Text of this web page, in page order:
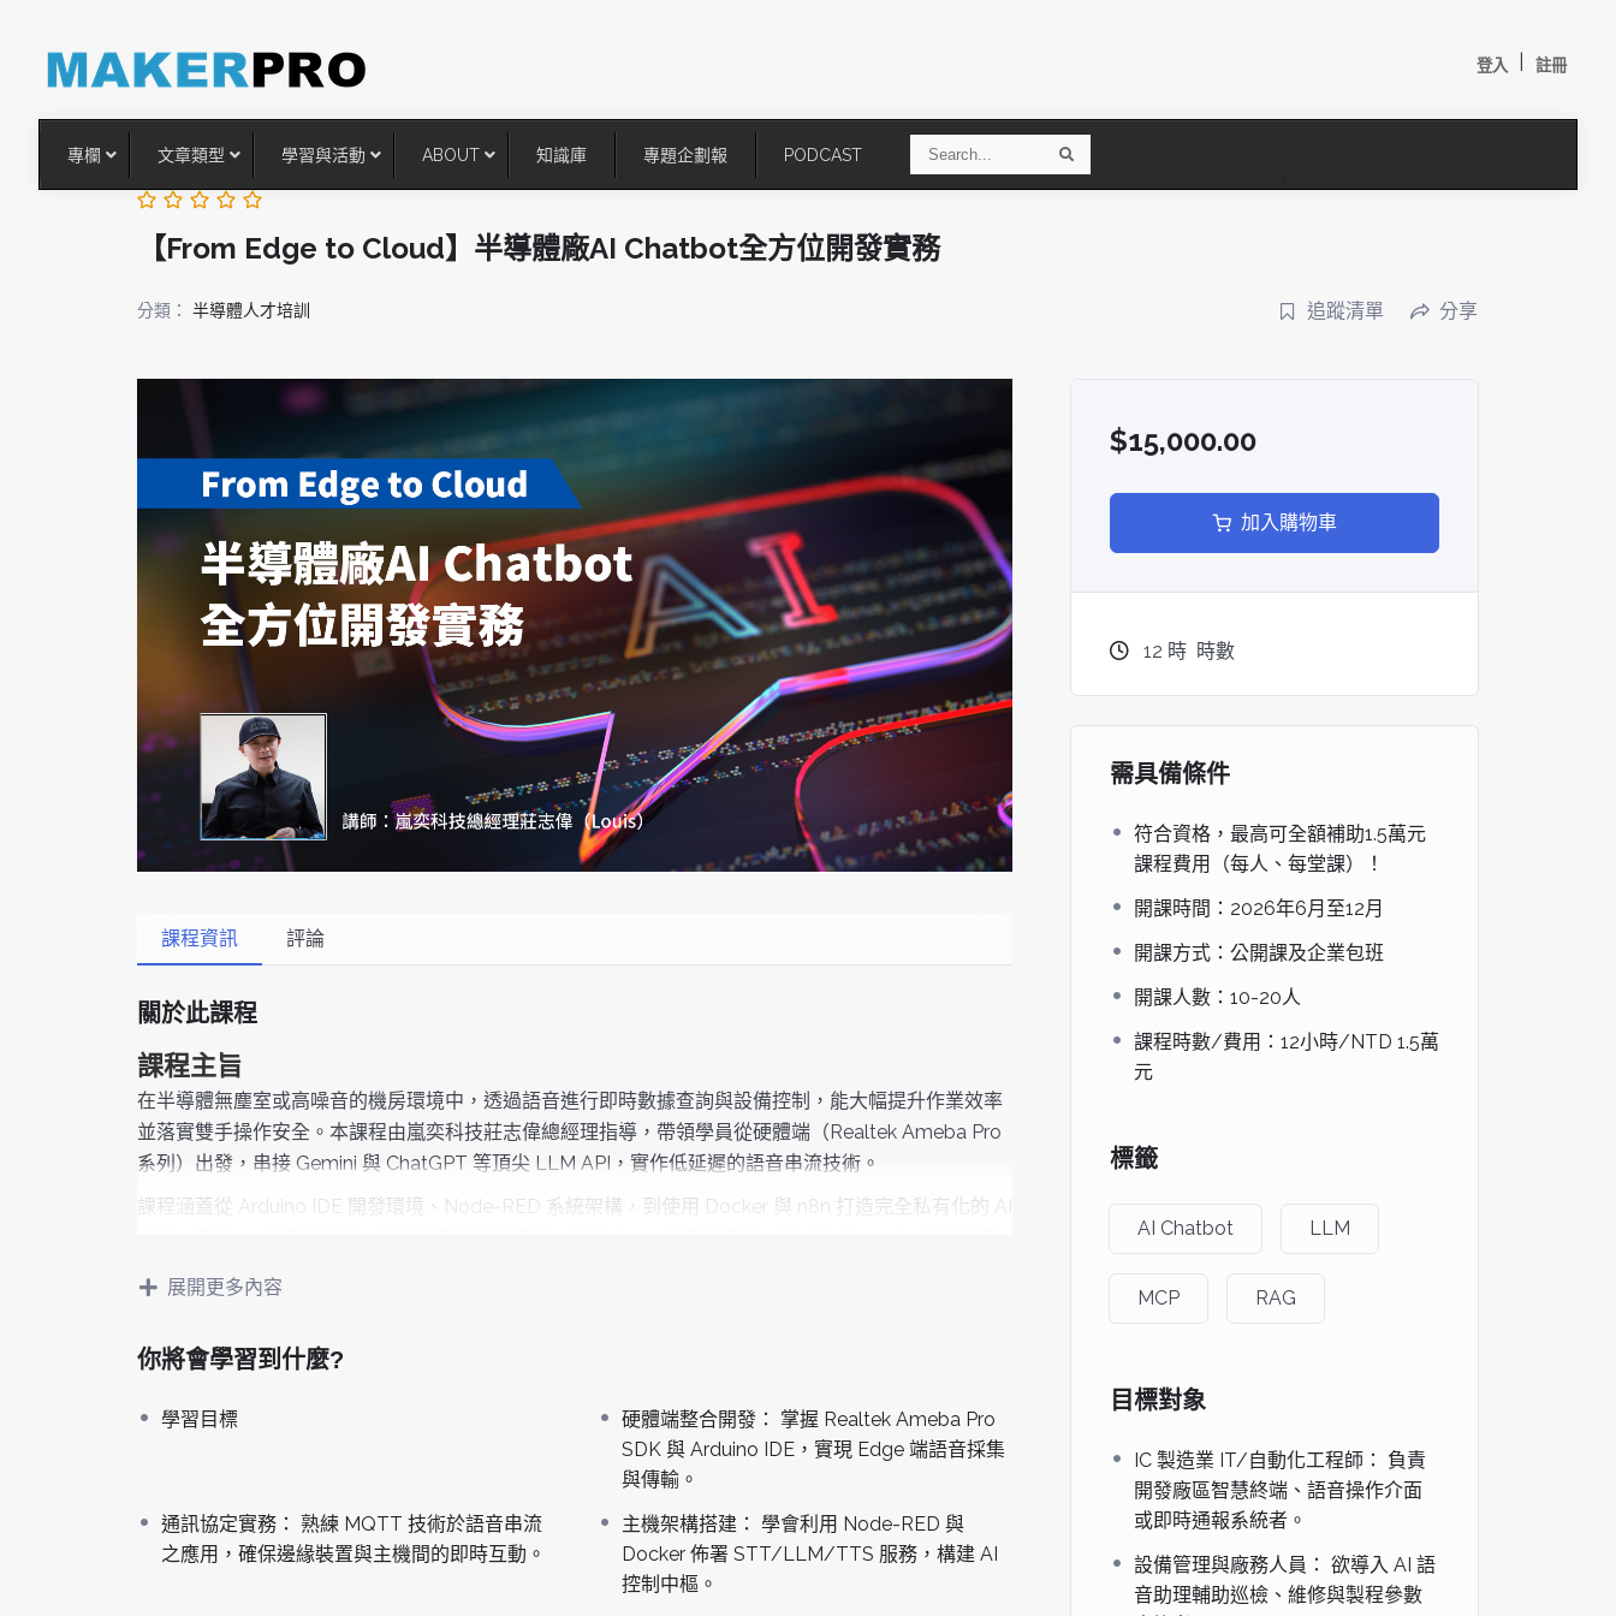
登入 註冊
專欄
英特爾技術驅動醫療外骨骼解決方案
【活動報導】Intel攜手生態系夥伴分享Edge AI機器
人應用部署實戰經驗
AI Agent時代來臨：看邊緣AI如何成為驅動智慧機
OpenVINO×ExecuTorch：解鎖英特爾架構AI PC模型
讓生成式AI應用在Intel架構系統本地端高效率運作
文章類型
台灣搶攻後矽時代半導體關鍵技
術
元收購Synaptics布局邊緣智慧平
TensorFlow vs. PyTorch：AI框架
之戰，誰是最佳選擇？
「公升級」Agentic AI方案比較：
Apple、NVIDIA、AMD
學習與活動 ABOUT 知識庫 專題企劃報 PODCAST
a
h
【From Edge to Cloud】半導體廠AI Chatbot全方位開發實務
分類： 半導體人才培訓 追蹤清單 分享
課程資訊 評論
關於此課程
課程主旨
在半導體無塵室或高噪音的機房環境中，透過語音進行即時數據查詢與設備控制，能大幅提升作業效率
並落實雙手操作安全。本課程由嵐奕科技莊志偉總經理指導，帶領學員從硬體端（Realtek Ameba Pro
系列）出發，串接 Gemini 與 ChatGPT 等頂尖 LLM API，實作低延遲的語音串流技術。
課程涵蓋從 Arduino IDE 開發環境、Node-RED 系統架構，到使用 Docker 與 n8n 打造完全私有化的 AI
硬體端整合開發： 掌握 Realtek Ameba Pro SDK 與 Arduino IDE，實現 Edge 端語音採集與傳輸。
通訊協定實務：熟練 MQTT 技術於語音串流之應用，確保邊緣裝置與主機間的即時互動。
主機架構搭建：
學會利用 Node-RED 與 Docker 佈署 STT/LLM/TTS 服務，構建 AI 控制中樞。
自動化工作流：
整合 n8n 工具與 API，實現具備邏輯判斷與私有化數據處理能力的 AI 助理。
設備管理與廠務人員：欲導入 AI 語音助理輔助巡檢、維修與製程參數查詢者。
半導體相關硬體開發人員：需了解如何將 AI 語言模型應用於嵌入式裝置（MCU/SOC）者。
評估私有化 AI 語音服務安全性與可行性的技術主管。
展開更多內容
你將會學習到什麼?
學習目標
硬體端整合開發： 掌握 Realtek Ameba Pro
SDK 與 Arduino IDE，實現 Edge 端語音採集
與傳輸。
通訊協定實務： 熟練 MQTT 技術於語音串流
之應用，確保邊緣裝置與主機間的即時互動。
主機架構搭建： 學會利用 Node-RED 與
Docker 佈署 STT/LLM/TTS 服務，構建 AI
控制中樞。
$15,000.00
加入購物車
12 時 時數
需具備條件
符合資格，最高可全額補助1.5萬元
課程費用（每人、每堂課）！
開課時間：2026年6月至12月
開課方式：公開課及企業包班
開課人數：10-20人
課程時數/費用：12小時/NTD 1.5萬
元
標籤
AI Chatbot LLM
MCP RAG
目標對象
IC 製造業 IT/自動化工程師： 負責
開發廠區智慧終端、語音操作介面
或即時通報系統者。
設備管理與廠務人員： 欲導入 AI 語
音助理輔助巡檢、維修與製程參數